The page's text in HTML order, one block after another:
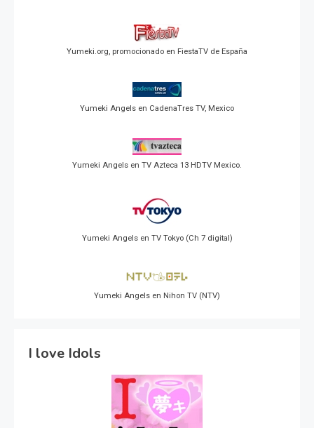
Yumeki.org, promocionado en FiestaTV de España
Yumeki Angels en CadenaTres TV, Mexico
Yumeki Angels en TV Azteca 13 HDTV Mexico.
Yumeki Angels en TV Tokyo (Ch 7 digital)
Yumeki Angels en Nihon TV (NTV)
I love Idols